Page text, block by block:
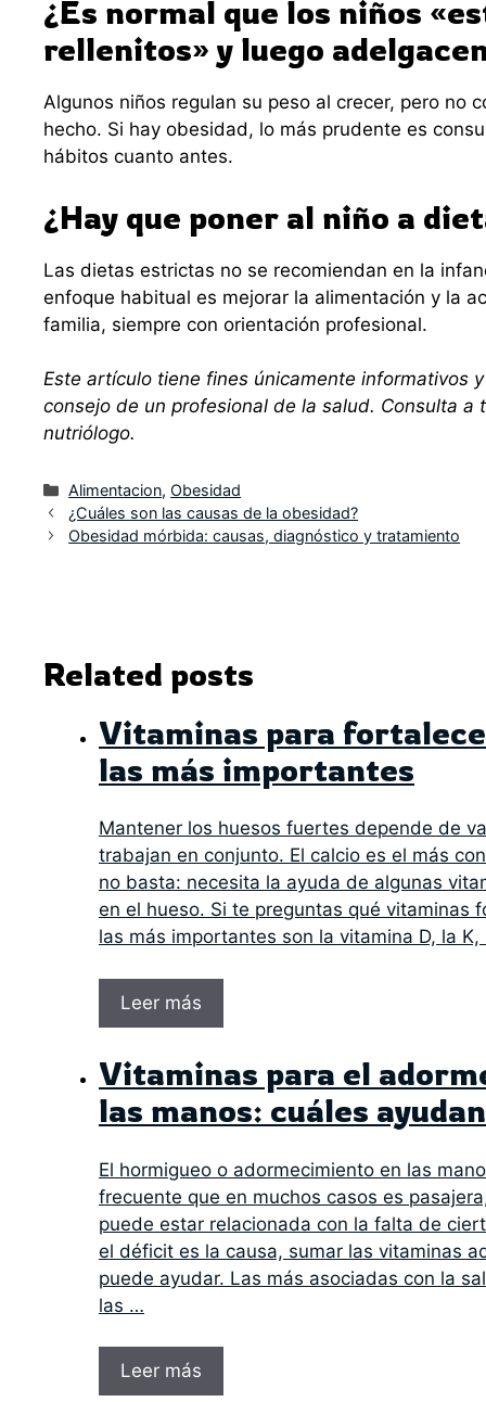
¿Es normal que los niños
rellenitos» y luego
Algunos niños regulan su peso al crecer, pero no
hecho. Si hay obesidad, lo más prudente es
hábitos cuanto antes.
¿Hay que poner al niño a
Las dietas estrictas no se recomiendan en la
enfoque habitual es mejorar la alimentación y la
familia, siempre con orientación profesional.
Este artículo tiene fines únicamente informativos
consejo de un profesional de la salud. Consulta a
nutriólogo.
Categorías
Alimentacion, Obesidad
¿Cuáles son las causas de la obesidad?
Obesidad mórbida: causas, diagnóstico y tratamiento
Related posts
Vitaminas para
las más importantes
Mantener los huesos fuertes depende de
trabajan en conjunto. El calcio es el más
no basta: necesita la ayuda de algunas
en el hueso. Si te preguntas qué vitaminas
las más importantes son la vitamina D, la
Leer más
Vitaminas para el
las manos: cuáles ayudan
El hormigueo o adormecimiento en las
frecuente que en muchos casos es
puede estar relacionada con la falta de
el déficit es la causa, sumar las vitaminas
puede ayudar. Las más asociadas con la
las …
Leer más